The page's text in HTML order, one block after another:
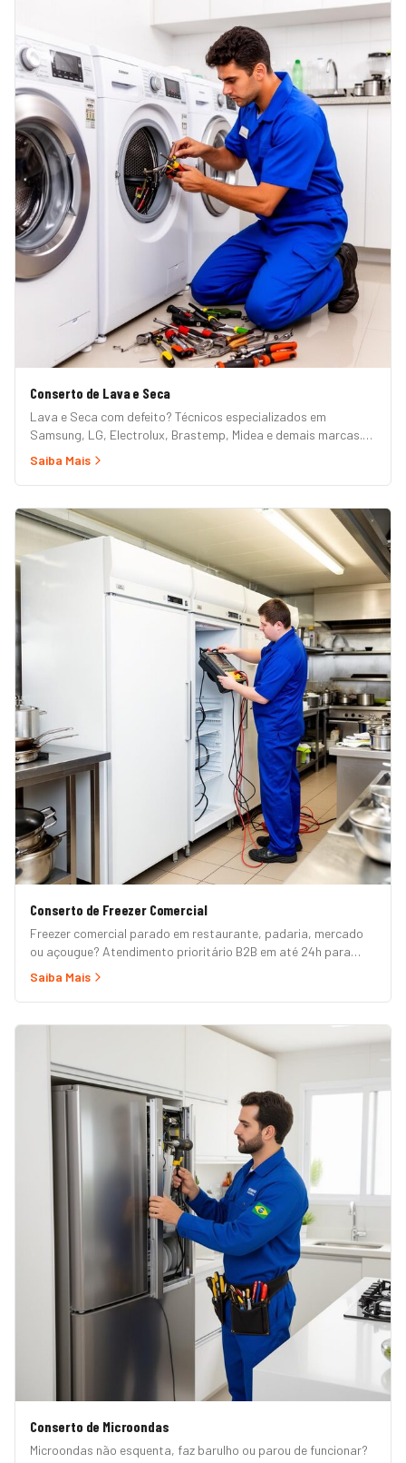
Conserto de Lava e Seca
Lava e Seca com defeito? Técnicos especializados em
Samsung, LG, Electrolux, Brastemp, Midea e demais marcas.
Erros de painel, não centrifuga, não seca, vazamento e mais.
Saiba Mais
Conserto de Freezer Comercial
Freezer comercial parado em restaurante, padaria, mercado
ou açougue? Atendimento prioritário B2B em até 24h para
horizontal, vertical, expositor, ilha refrigerada e câmara fria.
Saiba Mais
Conserto de Microondas
Microondas não esquenta, faz barulho ou parou de funcionar?